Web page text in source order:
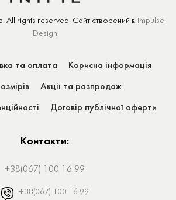
All rights reserved. Сайт створений в
Impulse
Design
та оплата Корисна інформація
Акції та разпродаж
Договір публічної оферти
Контакти:
+38(067) 100 16 99
+38(067) 100 16 99